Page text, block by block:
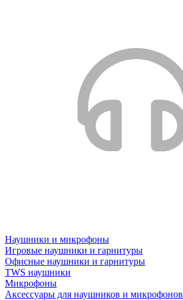
Наушники и микрофоны
Игровые наушники и гарнитуры
Офисные наушники и гарнитуры
TWS наушники
Микрофоны
Аксессуары для наушников и микрофонов